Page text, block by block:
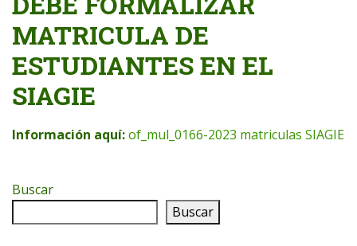
MATRICULA DE
ESTUDIANTES EN EL
SIAGIE
Información aquí:of_mul_0166-2023 matriculas SIAGIE
Buscar
Buscar